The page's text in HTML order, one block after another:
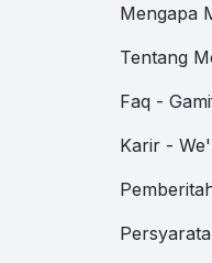
Mengapa
Tentang
Faq -
Karir -